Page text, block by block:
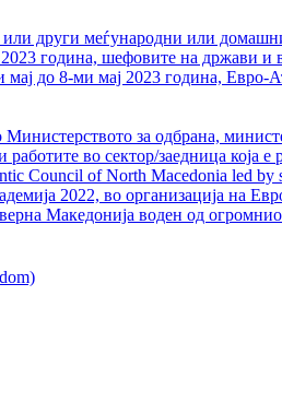
други меѓународни или
2023 година, шефовите на држави
мај до 8-ми мај 2023 година, Евро-
Министерството за одбрана,
работите во сектор/заедница која
Council of North Macedonia led by
2022, во организација на
Македонија воден од